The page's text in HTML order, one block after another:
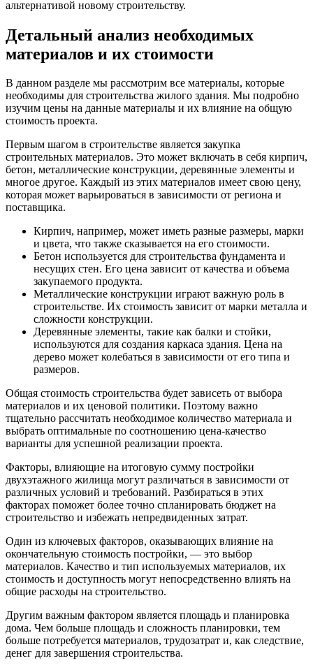
альтернативой новому строительству.
Детальный анализ необходимых
материалов и их стоимости
В данном разделе мы рассмотрим все материалы, которые
необходимы для строительства жилого здания. Мы подробно
изучим цены на данные материалы и их влияние на общую
стоимость проекта.
Первым шагом в строительстве является закупка
строительных материалов. Это может включать в себя кирпич,
бетон, металлические конструкции, деревянные элементы и
многое другое. Каждый из этих материалов имеет свою цену,
которая может варьироваться в зависимости от региона и
поставщика.
Кирпич, например, может иметь разные размеры, марки
и цвета, что также сказывается на его стоимости.
Бетон используется для строительства фундамента и
несущих стен. Его цена зависит от качества и объема
закупаемого продукта.
Металлические конструкции играют важную роль в
строительстве. Их стоимость зависит от марки металла и
сложности конструкции.
Деревянные элементы, такие как балки и стойки,
используются для создания каркаса здания. Цена на
дерево может колебаться в зависимости от его типа и
размеров.
Общая стоимость строительства будет зависеть от выбора
материалов и их ценовой политики. Поэтому важно
тщательно рассчитать необходимое количество материала и
выбрать оптимальные по соотношению цена-качество
варианты для успешной реализации проекта.
Факторы, влияющие на итоговую сумму постройки
двухэтажного жилища могут различаться в зависимости от
различных условий и требований. Разбираться в этих
факторах поможет более точно спланировать бюджет на
строительство и избежать непредвиденных затрат.
Один из ключевых факторов, оказывающих влияние на
окончательную стоимость постройки, — это выбор
материалов. Качество и тип используемых материалов, их
стоимость и доступность могут непосредственно влиять на
общие расходы на строительство.
Другим важным фактором является площадь и планировка
дома. Чем больше площадь и сложность планировки, тем
больше потребуется материалов, трудозатрат и, как следствие,
денег для завершения строительства.